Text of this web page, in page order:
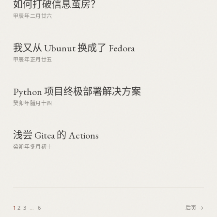
如何打破信息茧房？
甲辰年二月廿六
我又从 Ubunut 换成了 Fedora
甲辰年正月廿五
Python 项目终极部署解决方案
癸卯年腊月十四
浅尝 Gitea 的 Actions
癸卯年冬月初十
1 2 3 6 后页 →